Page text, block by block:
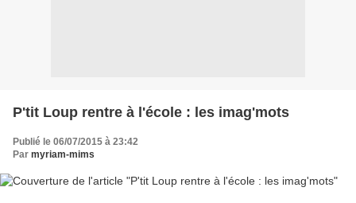
P'tit Loup rentre à l'école : les imag'mots
Publié le 06/07/2015 à 23:42
Par myriam-mims